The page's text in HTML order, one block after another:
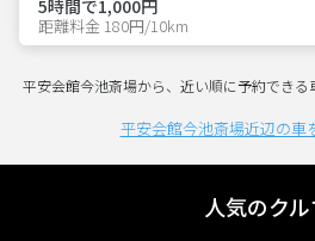
5時間で1,000円
距離料金 180円/10km
平安会館今池斎場から、近い順に予約できる
平安会館今池斎場近辺の車
人気のク